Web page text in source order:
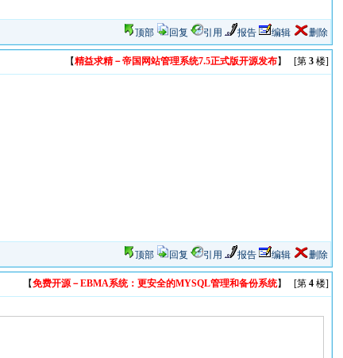
顶部 回复 引用 报告 编辑 删除
【精益求精－帝国网站管理系统7.5正式版开源发布】 [第 3楼]
顶部 回复 引用 报告 编辑 删除
【免费开源－EBMA系统：更安全的MYSQL管理和备份系统】 [第 4楼]